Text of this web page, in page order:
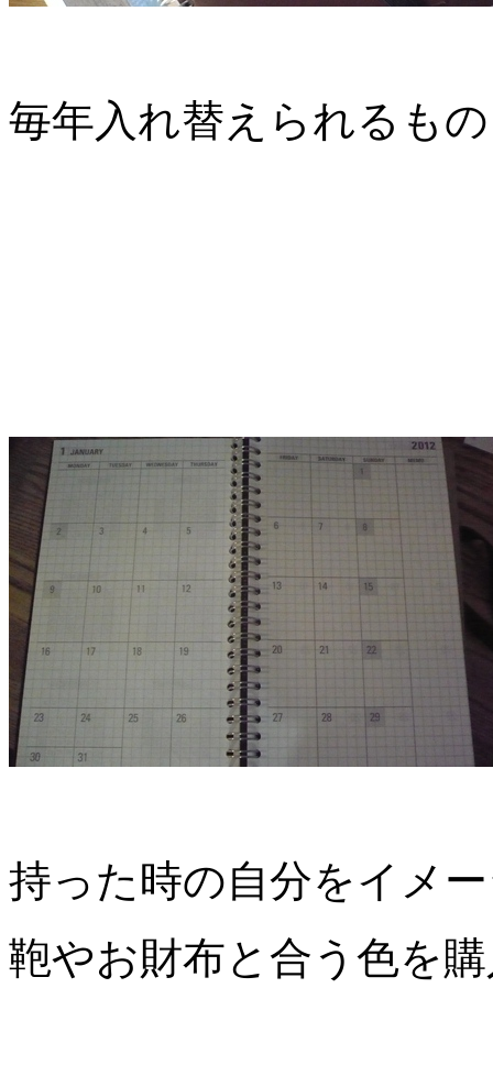
毎年入れ替えられるもの
持った時の自分をイメ
鞄やお財布と合う色を